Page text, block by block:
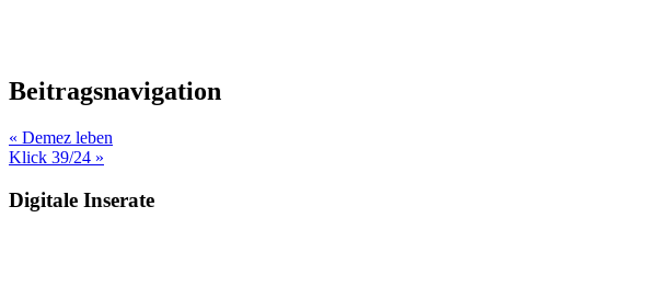
Beitragsnavigation
« Demez leben
Klick 39/24 »
Digitale Inserate